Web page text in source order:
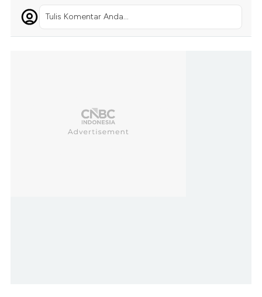
Tulis Komentar Anda...